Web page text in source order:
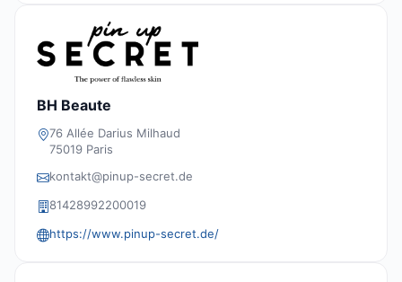
BH Beaute
76 Allée Darius Milhaud
75019 Paris
kontakt@pinup-secret.de
81428992200019
https://www.pinup-secret.de/